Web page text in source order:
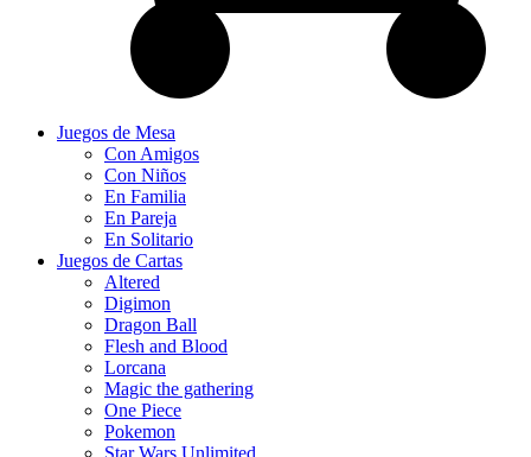
Juegos de Mesa
Con Amigos
Con Niños
En Familia
En Pareja
En Solitario
Juegos de Cartas
Altered
Digimon
Dragon Ball
Flesh and Blood
Lorcana
Magic the gathering
One Piece
Pokemon
Star Wars Unlimited